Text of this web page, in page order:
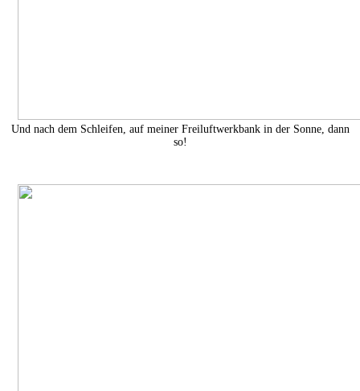
Und nach dem Schleifen, auf meiner Freiluftwerkbank in der Sonne, dann
so!